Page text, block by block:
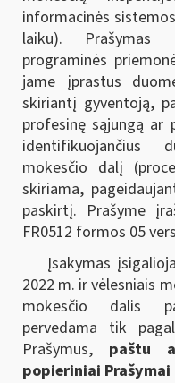
informacinės
laiku). Prašymas
programinės
jame įprastus
skiriantį gyventoją,
profesinę sąjungą ar
identifikuojančius
mokesčio dalį
skiriama,
paskirtį. Prašyme
FR0512 formos 05
Įsakymas
2022 m. ir vėlesniais
mokesčio dalis
pervedama tik
Prašymus, paštu
popieriniai